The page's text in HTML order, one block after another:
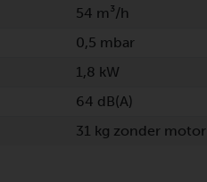
54 m³/h
0,5 mbar
1,8 kW
64 dB(A)
31 kg zonder motor